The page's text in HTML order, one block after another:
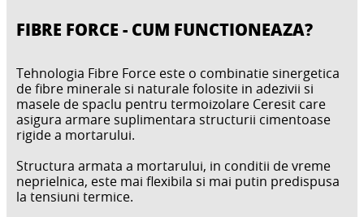
FIBRE FORCE - CUM FUNCTIONEAZA?
Tehnologia Fibre Force este o combinatie sinergetica
de fibre minerale si naturale folosite in adezivii si
masele de spaclu pentru termoizolare Ceresit care
asigura armare suplimentara structurii cimentoase
rigide a mortarului.
Structura armata a mortarului, in conditii de vreme
neprielnica, este mai flexibila si mai putin predispusa
la tensiuni termice.